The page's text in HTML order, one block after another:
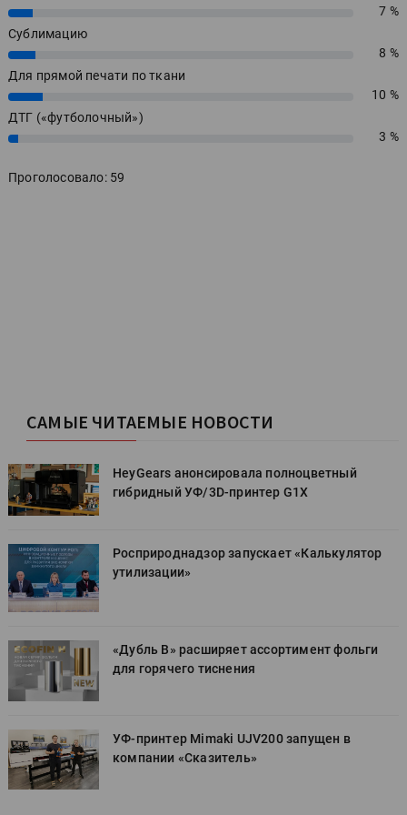
7%
7 %
Сублимацию
8%
8 %
Для прямой печати по ткани
10%
10 %
ДТГ («футболочный»)
3% 3 %
Проголосовало: 59
САМЫЕ ЧИТАЕМЫЕ НОВОСТИ
HeyGears анонсировала полноцветный
гибридный УФ/3D-принтер G1X
Росприроднадзор запускает «Калькулятор
утилизации»
«Дубль В» расширяет ассортимент фольги
для горячего тиснения
УФ-принтер Mimaki UJV200 запущен в
компании «Сказитель»